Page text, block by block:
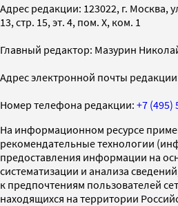
Адрес редакции: 123022, г. Москва,
13, стр. 15, эт. 4, пом. X, ком. 1
Главный редактор: Мазурин
Адрес электронной почты
Номер телефона редакции: +7 (495)
На информационном ресурсе
рекомендательные технологии
предоставления информации на
систематизации и анализа
к предпочтениям пользователей
находящихся на территории